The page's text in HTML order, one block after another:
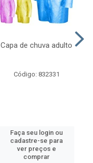
Capa de chuva adulto
Código: 832331
Faça seu login ou
cadastre-se para
ver preços e
comprar